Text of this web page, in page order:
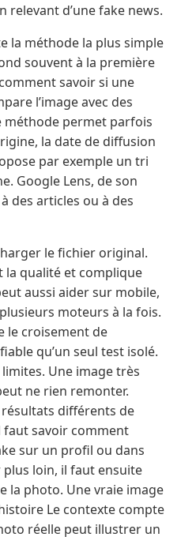
relevant d’une fake news.
la méthode la plus simple
souvent à la première
savoir si une
l’image avec des
méthode permet parfois
la date de diffusion
par exemple un tri
Google Lens, de son
des articles ou à des
le fichier original.
la qualité et complique
aussi aider sur mobile,
moteurs à la fois.
le croisement de
qu’un seul test isolé.
Une image très
ne rien remonter.
différents de
faut savoir comment
sur un profil ou dans
loin, il faut ensuite
la photo. Une vraie image
Le contexte compte
réelle peut illustrer un